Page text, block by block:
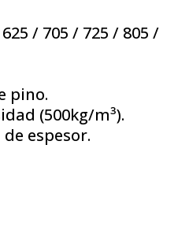
/ 705 / 725 / 805 /
pino.
(500kg/m³).
espesor.